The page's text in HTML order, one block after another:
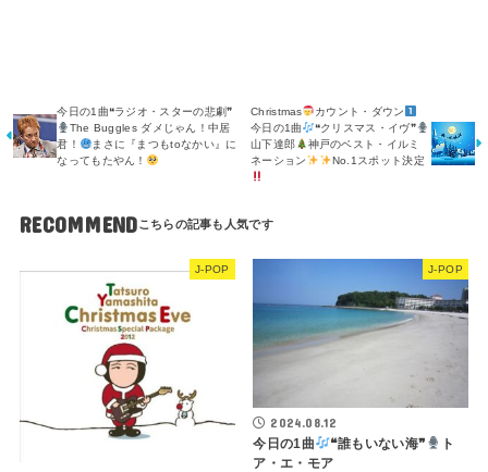
今日の1曲❝ラジオ・スターの悲劇❞
The Buggles ダメじゃん！中居
君！
まさに『まつもtoなかい』に
なってもたやん！
Christmas
カウント・ダウン
今日の1曲
❝クリスマス・イヴ❞
山下達郎
神戸のベスト・イルミ
ネーション
No.1スポット決定
RECOMMEND
J-POP J-POP
2024.08.12
今日の1曲 ❝誰もいない海❞
ト
ア・エ・モア